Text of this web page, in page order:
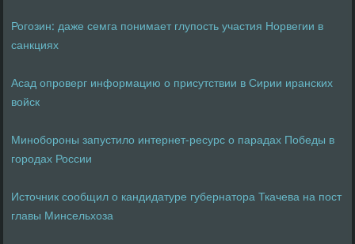
Рогозин: даже семга понимает глупость участия Норвегии в
санкциях
Асад опроверг информацию о присутствии в Сирии иранских
войск
Минобороны запустило интернет-ресурс о парадах Победы в
городах России
Источник сообщил о кандидатуре губернатора Ткачева на пост
главы Минсельхоза